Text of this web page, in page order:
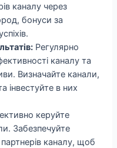
каналу через
бонуси за
Регулярно
каналу та
Визначайте канали,
інвестуйте в них
керуйте
Забезпечуйте
партнерів каналу, щоб